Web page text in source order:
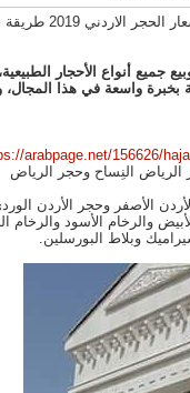
الصناعي سعر متر الحجر
جميع أنواع الأحجار
بخبرة واسعة في هذا المجال،
arabpage.net/156626/
الرياض النِساح وحجر الرياض
الأصفر وحجر الأردن
والرخام الأسود والرخام
وبلاط البورسلين.